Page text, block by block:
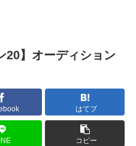
20】オーディション
はてブ
コピー